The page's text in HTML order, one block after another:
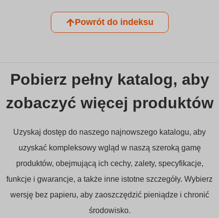
Powrót do indeksu
Pobierz pełny katalog, aby
zobaczyć więcej produktów
Uzyskaj dostęp do naszego najnowszego katalogu, aby
uzyskać kompleksowy wgląd w naszą szeroką gamę
produktów, obejmującą ich cechy, zalety, specyfikacje,
funkcje i gwarancje, a także inne istotne szczegóły. Wybierz
wersję bez papieru, aby zaoszczędzić pieniądze i chronić
środowisko.